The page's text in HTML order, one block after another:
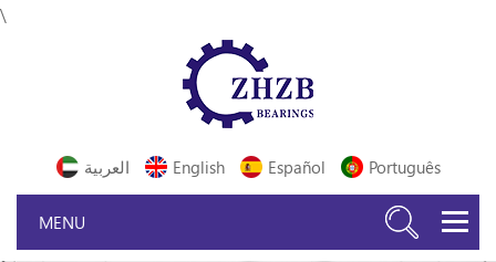
\
العربية English Español Português